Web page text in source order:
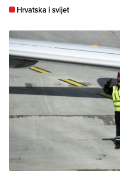
Hrvatska i svijet